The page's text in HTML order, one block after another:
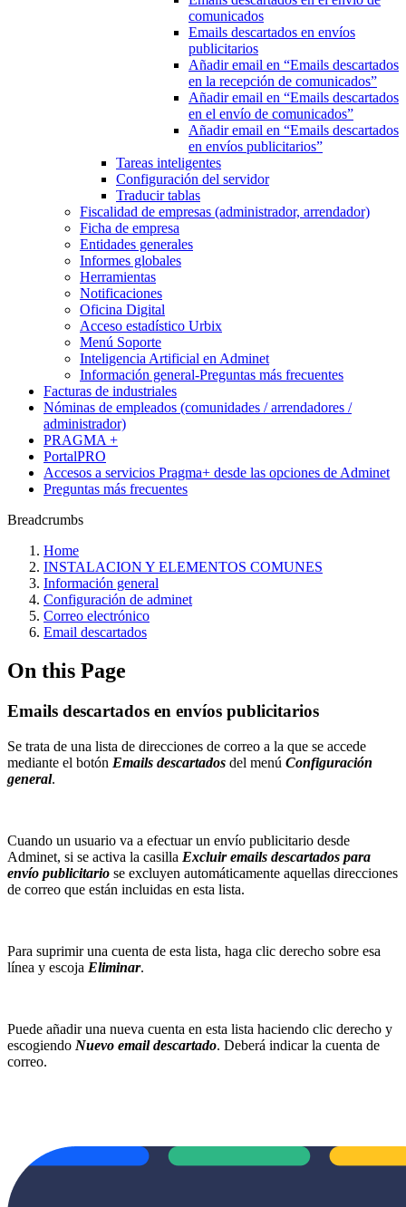
comunicados
Emails descartados en envíos
publicitarios
Añadir email en “Emails descartados
en la recepción de comunicados”
Añadir email en “Emails descartados
en el envío de comunicados”
Añadir email en “Emails descartados
en envíos publicitarios”
Tareas inteligentes
Configuración del servidor
Traducir tablas
Fiscalidad de empresas (administrador, arrendador)
Ficha de empresa
Entidades generales
Informes globales
Herramientas
Notificaciones
Oficina Digital
Acceso estadístico Urbix
Menú Soporte
Inteligencia Artificial en Adminet
Información general-Preguntas más frecuentes
Facturas de industriales
Nóminas de empleados (comunidades / arrendadores /
administrador)
PRAGMA +
PortalPRO
Accesos a servicios Pragma+ desde las opciones de Adminet
Preguntas más frecuentes
Breadcrumbs
Home
INSTALACION Y ELEMENTOS COMUNES
Información general
Configuración de adminet
Correo electrónico
Email descartados
On this Page
Emails descartados en envíos publicitarios
Se trata de una lista de direcciones de correo a la que se accede
mediante el botón Emails descartados del menú Configuración
general.
Cuando un usuario va a efectuar un envío publicitario desde
Adminet, si se activa la casilla Excluir emails descartados para
envío publicitario se excluyen automáticamente aquellas direcciones
de correo que están incluidas en esta lista.
Para suprimir una cuenta de esta lista, haga clic derecho sobre esa
línea y escoja Eliminar.
Puede añadir una nueva cuenta en esta lista haciendo clic derecho y
escogiendo Nuevo email descartado. Deberá indicar la cuenta de
correo.